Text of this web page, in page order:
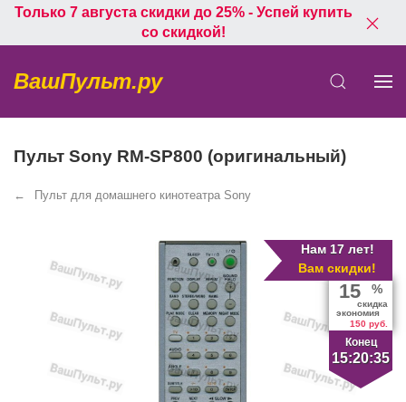
Только 7 августа скидки до 25% - Успей купить
со скидкой!
ВашПульт.ру
Пульт Sony RM-SP800 (оригинальный)
Пульт для домашнего кинотеатра Sony
Нам 17 лет!
Вам скидки!
Конец
15:20:35
15 %
скидка
экономия
150 руб.